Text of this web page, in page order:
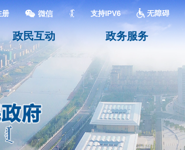
册 支持IPV6
政民互动 政务服务